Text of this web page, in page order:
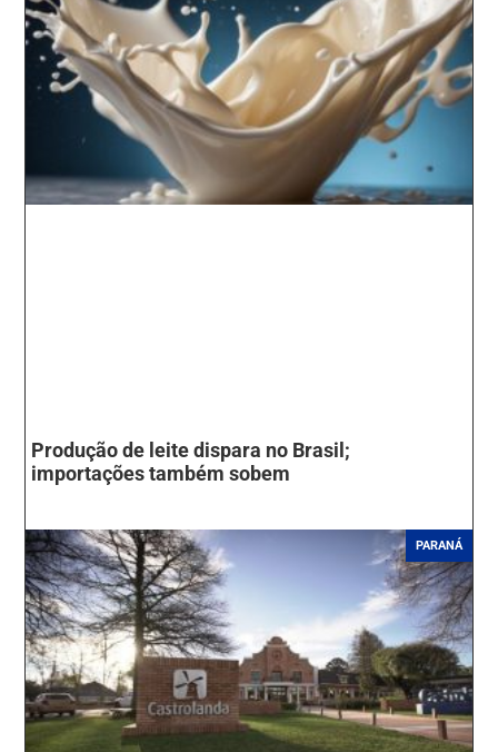
Produção de leite dispara no Brasil;
importações também sobem
PARANÁ